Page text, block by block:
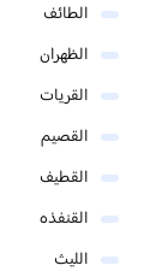
الطائف
الظهران
القريات
القصيم
القطيف
القنفذه
الليث